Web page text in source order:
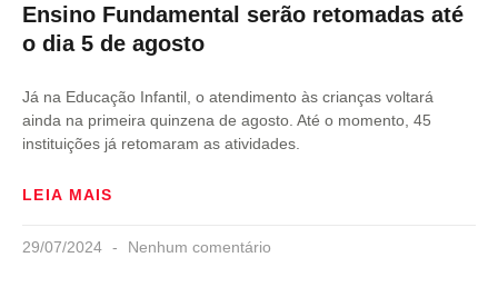
Ensino Fundamental serão retomadas até
o dia 5 de agosto
Já na Educação Infantil, o atendimento às crianças voltará
ainda na primeira quinzena de agosto. Até o momento, 45
instituições já retomaram as atividades.
LEIA MAIS
29/07/2024 Nenhum comentário